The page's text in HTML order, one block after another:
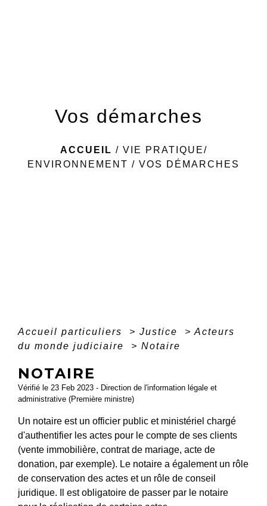
Vos démarches
ACCUEIL / VIE PRATIQUE/
ENVIRONNEMENT / VOS DÉMARCHES
Accueil particuliers > Justice > Acteurs
du monde judiciaire
> Notaire
NOTAIRE
Vérifié le 23 Feb 2023 - Direction de l'information légale et
administrative (Première ministre)
Un notaire est un officier public et ministériel chargé
d'authentifier les actes pour le compte de ses clients
(vente immobilière, contrat de mariage, acte de
donation, par exemple). Le notaire a également un rôle
de conservation des actes et un rôle de conseil
juridique. Il est obligatoire de passer par le notaire